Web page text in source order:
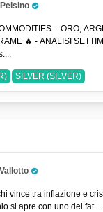
– ORO,
🔥 - ANALISI
SILVER (SILVER)
vince tra inflazione e
si apre con uno dei fat...